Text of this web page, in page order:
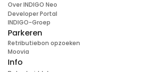
Over INDIGO Neo
Developer Portal
INDIGO-Groep
Parkeren
Retributiebon opzoeken
Moovia
Info